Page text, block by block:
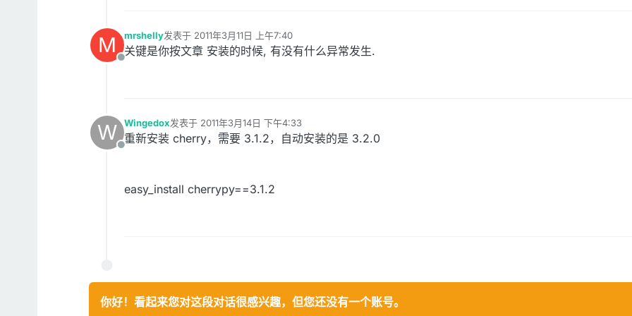
M
离线
mrshelly发表于 2011年3月11日 上午7:40
最后由 编辑
关键是你按文章 安装的时候, 有没有什么异常发生.
W
离线
Wingedox发表于 2011年3月14日 下午4:33
最后由 编辑
重新安装 cherry，需要 3.1.2，自动安装的是 3.2.0
easy_install cherrypy==3.1.2
你好！看起来您对这段对话很感兴趣，但您还没有一个账号。